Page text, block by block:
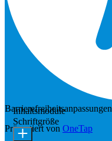
Barrierefreiheitsanpassungen
Präsentiert von OneTap
Inhaltsmodule
Schriftgröße